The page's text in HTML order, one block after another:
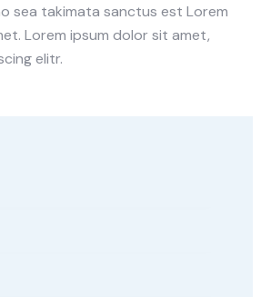
sea takimata sanctus est Lorem
Lorem ipsum dolor sit amet,
elitr.